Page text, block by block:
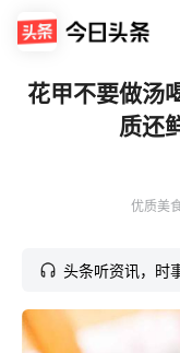
花甲不要做汤
质还
优质美
头条听资讯，时